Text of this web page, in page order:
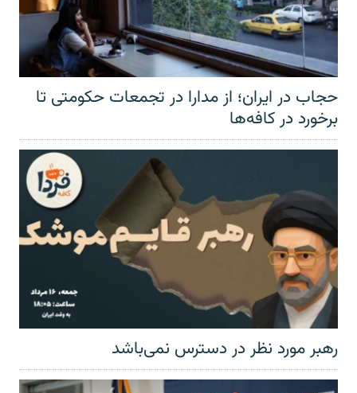
حجاب در ایران؛ از مدارا در تجمعات حکومتی تا
برخورد در کافه‌ها
رهبر مورد نظر در دسترس نمی‌باشد